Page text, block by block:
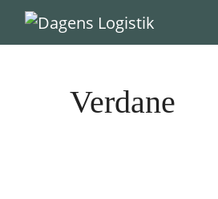
Hoppa till innehåll
Verdane